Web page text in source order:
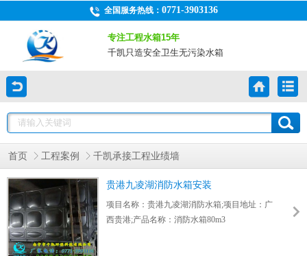
全国服务热线： 0771-3903136
专注工程水箱15年
千凯只造安全卫生无污染水箱
首页 工程案例 千凯承接工程业绩墙
贵港九凌湖消防水箱安装
项目名称：贵港九凌湖消防水箱;项目地址：广
西贵港;产品名称：消防水箱80m3